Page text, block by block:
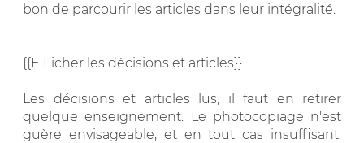
bon de parcourir les articles dans leur intégralité.
{{E Ficher les décisions et articles}}
Les décisions et articles lus, il faut en retirer
quelque enseignement. Le photocopiage n'est
guère envisageable, et en tout cas insuffisant.